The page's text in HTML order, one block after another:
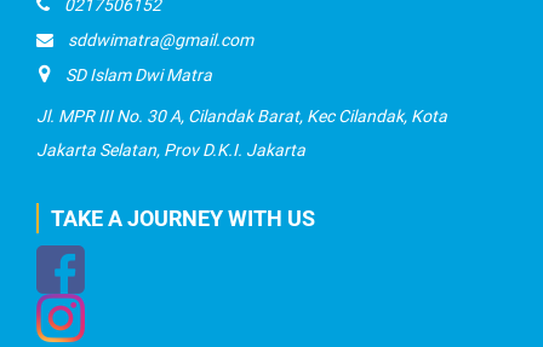
0217506152
sddwimatra@gmail.com
SD Islam Dwi Matra
Jl. MPR III No. 30 A, Cilandak Barat, Kec Cilandak, Kota
Jakarta Selatan, Prov D.K.I. Jakarta
TAKE A JOURNEY WITH US